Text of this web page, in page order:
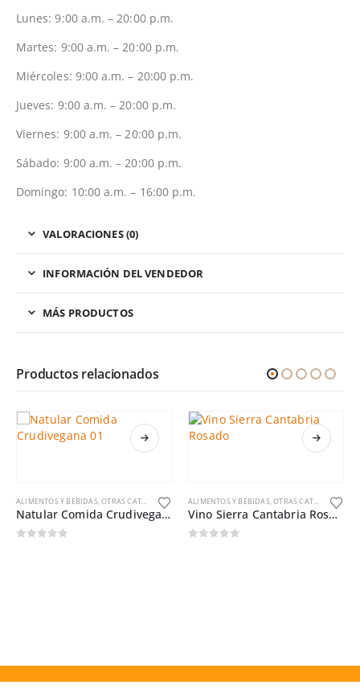
Lunes: 9:00 a.m. – 20:00 p.m.
Martes: 9:00 a.m. – 20:00 p.m.
Miércoles: 9:00 a.m. – 20:00 p.m.
Jueves: 9:00 a.m. – 20:00 p.m.
Viernes: 9:00 a.m. – 20:00 p.m.
Sábado: 9:00 a.m. – 20:00 p.m.
Domingo: 10:00 a.m. – 16:00 p.m.
VALORACIONES (0)
INFORMACIÓN DEL VENDEDOR
MÁS PRODUCTOS
Productos relacionados
ALIMENTOS Y BEBIDAS,OTRAS CATEGORÍAS
Natular Comida Crudivegana
ALIMENTOS Y BEBIDAS,OTRAS CATEGORÍAS
Vino Sierra Cantabria Rosado